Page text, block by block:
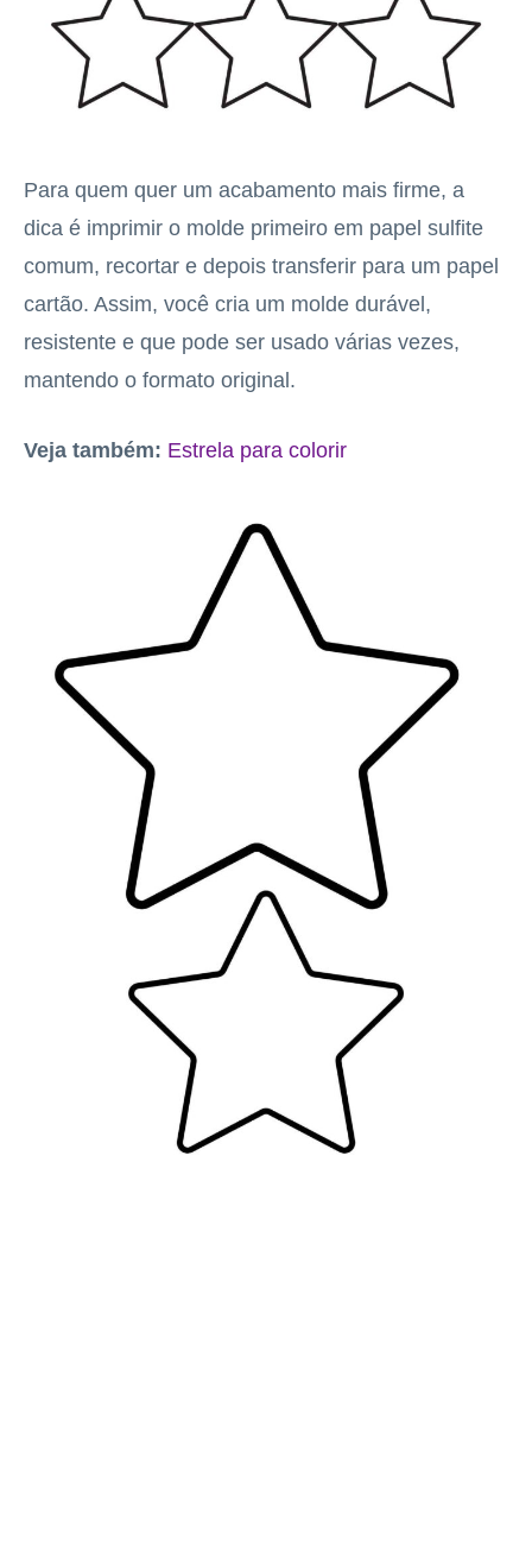
Para quem quer um acabamento mais firme, a
dica é imprimir o molde primeiro em papel sulfite
comum, recortar e depois transferir para um papel
cartão. Assim, você cria um molde durável,
resistente e que pode ser usado várias vezes,
mantendo o formato original.
Veja também: Estrela para colorir